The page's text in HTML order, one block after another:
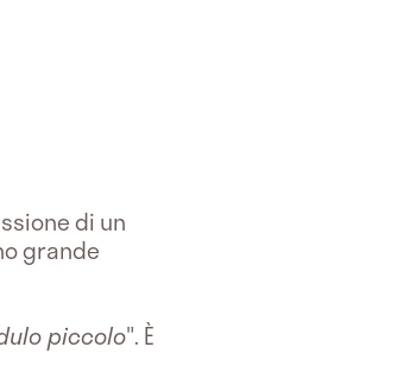
di un
grande
piccolo". È